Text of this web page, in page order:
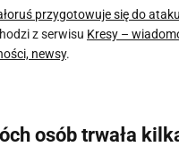
przygotowuje się do
z serwisu Kresy –
newsy.
osób trwała